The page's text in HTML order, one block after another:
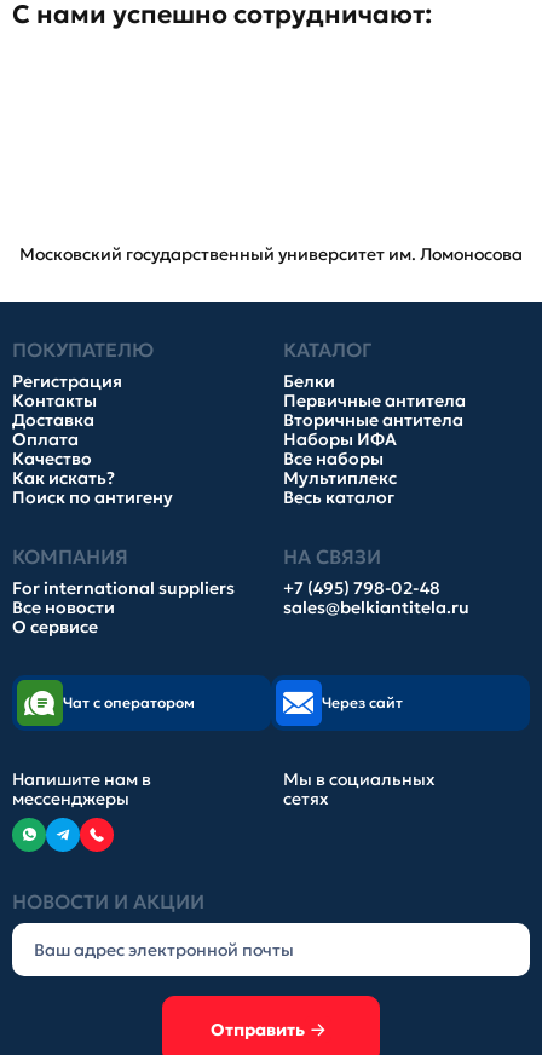
С нами успешно сотрудничают:
Московский государственный университет им. Ломоносова
ПОКУПАТЕЛЮ
Регистрация
Контакты
Доставка
Оплата
Качество
Как искать?
Поиск по антигену
КАТАЛОГ
Белки
Первичные антитела
Вторичные антитела
Наборы ИФА
Все наборы
Мультиплекс
Весь каталог
КОМПАНИЯ
For international suppliers
Все новости
О сервисе
НА СВЯЗИ
+7 (495) 798-02-48
sales@belkiantitela.ru
НОВОСТИ И АКЦИИ
Отправить
Чат с оператором Через сайт
Напишите нам в
мессенджеры
Мы в социальных
сетях